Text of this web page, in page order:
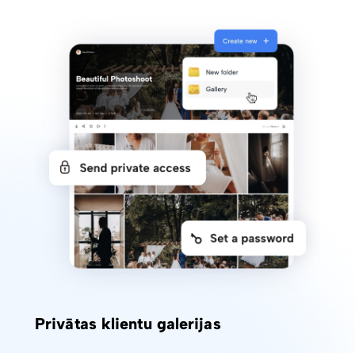
Privātas klientu galerijas